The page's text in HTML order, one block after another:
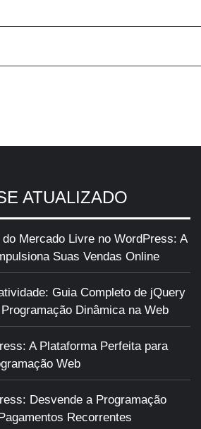
ATUALIZADO
Mercado Livre no WordPress: A
Suas Vendas Online
Guia Completo de jQuery
Dinâmica na Web
A Plataforma Perfeita para
Web
Desvende a Programação
Recorrentes